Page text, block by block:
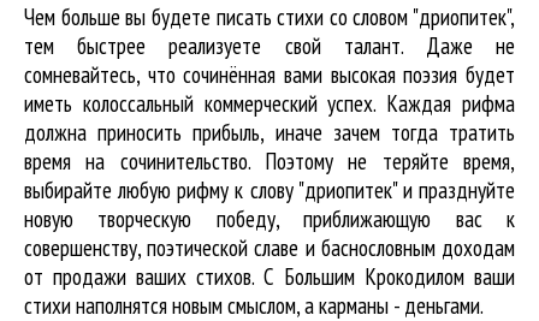
Чем больше вы будете писать стихи со словом "дриопитек",
тем быстрее реализуете свой талант. Даже не
сомневайтесь, что сочинённая вами высокая поэзия будет
иметь колоссальный коммерческий успех. Каждая рифма
должна приносить прибыль, иначе зачем тогда тратить
время на сочинительство. Поэтому не теряйте время,
выбирайте любую рифму к слову "дриопитек" и празднуйте
новую творческую победу, приближающую вас к
совершенству, поэтической славе и баснословным доходам
от продажи ваших стихов. С Большим Крокодилом ваши
стихи наполнятся новым смыслом, а карманы - деньгами.